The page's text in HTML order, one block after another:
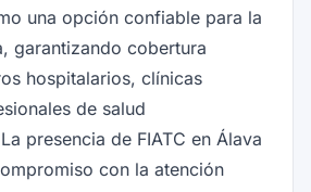
una opción confiable para la
garantizando cobertura
hospitalarios, clínicas
de salud
presencia de FIATC en Álava
con la atención